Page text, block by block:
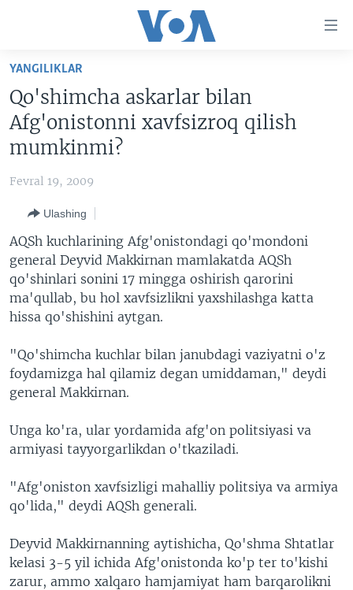
Boshiga
qayting
Qidiruvga
o'ting
AMERIKA
MARKAZIY OSIYO
AMERIKA MANZARALARI
XALQARO HAYOT
VASHINGTON CHOYXONASI
VIDEO
XABARLAR SURATLARDA
IJTIMOIY TARMOQLAR
FACEBOOK
YOUTUBE
ODNOKLASSNIKI
TELEGRAM
TWITTER
SOUNDCLOUD
INGLIZ TILI DARSLARI
EDITORIAL
Learning English
VOA
YANGILIKLAR
Qo'shimcha askarlar bilan
Afg'onistonni xavfsizroq qilish
mumkinmi?
Fevral 19, 2009
Ulashing
AQSh kuchlarining Afg'onistondagi qo'mondoni
general Deyvid Makkirnan mamlakatda AQSh
qo'shinlari sonini 17 mingga oshirish qarorini
ma'qullab, bu hol xavfsizlikni yaxshilashga katta
hissa qo'shishini aytgan.
"Qo'shimcha kuchlar bilan janubdagi vaziyatni o'z
foydamizga hal qilamiz degan umiddaman," deydi
general Makkirnan.
Unga ko'ra, ular yordamida afg'on politsiyasi va
armiyasi tayyorgarlikdan o'tkaziladi.
"Afg'oniston xavfsizligi mahalliy politsiya va armiya
qo'lida," deydi AQSh generali.
Deyvid Makkirnanning aytishicha, Qo'shma Shtatlar
kelasi 3-5 yil ichida Afg'onistonda ko'p ter to'kishi
zarur, ammo xalqaro hamjamiyat ham barqarolikni